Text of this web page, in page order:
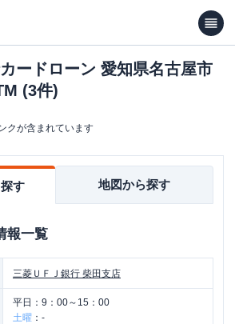
ードローン 愛知県名古屋市
(3件)
クが含まれています
す 地図から探す
報一覧
三菱ＵＦＪ銀行 柴田支店
平日： 9：00～15：00
土曜 ： -